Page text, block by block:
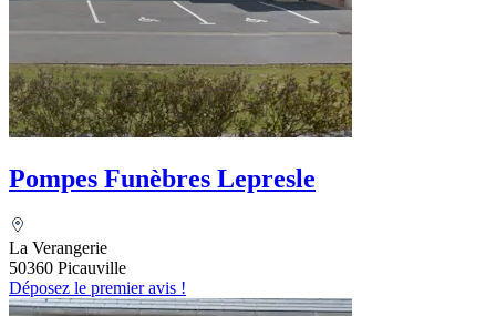
Pompes Funèbres Lepresle
La Verangerie
50360 Picauville
Déposez le premier avis !